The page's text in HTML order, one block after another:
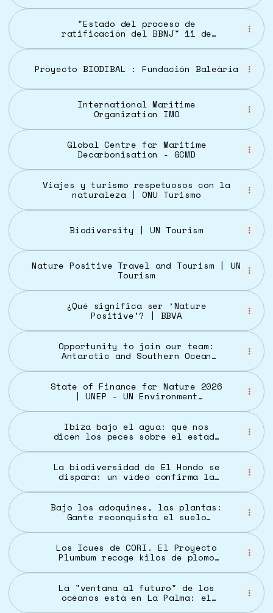
- ABC Color
"Estado del proceso de
ratificación del BBNJ" 11 de
Proyecto BIODIBAL : Fundación Baleària
International Maritime
Organization IMO
Global Centre for Maritime
Decarbonisation - GCMD
Viajes y turismo respetuosos con la
naturaleza | ONU Turismo
Biodiversity | UN Tourism
Nature Positive Travel and Tourism | UN
Tourism
¿Qué significa ser ‘Nature
Positive’? | BBVA
Opportunity to join our team:
Antarctic and Southern Ocean
Antarctic and Southern Ocean
Coalition
State of Finance for Nature 2026
| UNEP - UN Environment
Ibiza bajo el agua: qué nos
dicen los peces sobre el estado
La biodiversidad de El Hondo se
dispara: un vídeo confirma la
Bajo los adoquines, las plantas:
Gante reconquista el suelo
biodiversidad - Climática, el
medio especializado en clima y
biodiversidad
Los Icues de CORI. El Proyecto
Plumbum recoge kilos de plomo
La "ventana al futuro" de los
océanos está en La Palma: el